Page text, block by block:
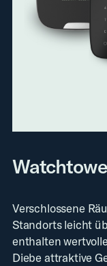
Verschlossene
Standorts leicht
enthalten
Diebe attraktive